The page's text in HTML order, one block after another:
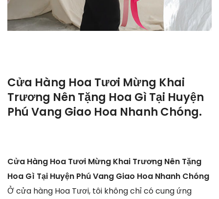
Cửa Hàng Hoa Tươi Mừng Khai
Trương Nên Tặng Hoa Gì Tại Huyện
Phú Vang Giao Hoa Nhanh Chóng.
Cửa Hàng Hoa Tươi Mừng Khai Trương Nên Tặng
Hoa Gì Tại Huyện Phú Vang Giao Hoa Nhanh Chóng
Ở cửa hàng Hoa Tươi, tôi không chỉ có cung ứng